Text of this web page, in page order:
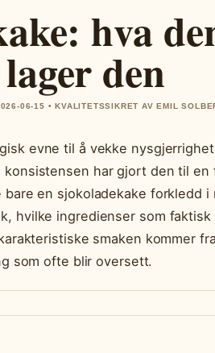
hva
den
06-15 • KVALITETSSIKRET AV EMIL
evne til å vekke
har gjort den til en
en sjokoladekake forkledd
hvilke ingredienser som
smaken kommer
som ofte blir oversett.